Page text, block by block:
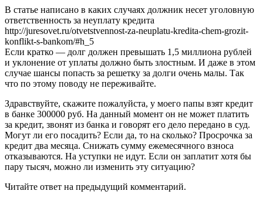
В статье написано в каких случаях должник несет уголовную
ответственность за неуплату кредита
http://juresovet.ru/otvetstvennost-za-neuplatu-kredita-chem-grozit-
konflikt-s-bankom/#h_5
Если кратко — долг должен превышать 1,5 миллиона рублей
и уклонение от уплаты должно быть злостным. И даже в этом
случае шансы попасть за решетку за долги очень малы. Так
что по этому поводу не переживайте.
Здравствуйте, скажите пожалуйста, у моего папы взят кредит
в банке 300000 руб. На данный момент он не может платить
за кредит, звонят из банка и говорят его дело передано в суд.
Могут ли его посадить? Если да, то на сколько? Просрочка за
кредит два месяца. Снижать сумму ежемесячного взноса
отказываются. На уступки не идут. Если он заплатит хотя бы
пару тысяч, можно ли изменить эту ситуацию?
Читайте ответ на предыдущий комментарий.